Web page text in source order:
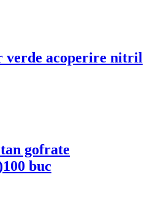
verde acoperire nitril
gofrate
buc